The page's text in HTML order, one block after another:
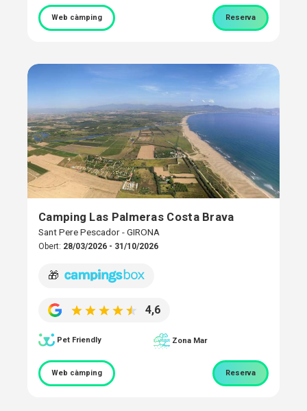
Web càmping Reserva
Camping Las Palmeras Costa Brava
Sant Pere Pescador - GIRONA
Obert: 28/03/2026 - 31/10/2026
🎁
4,6
Pet Friendly Zona Mar
Web càmping Reserva